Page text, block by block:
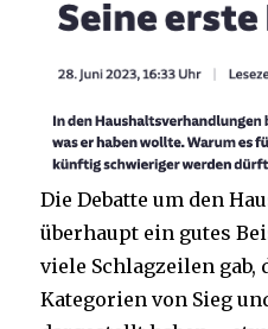
Die Debatte um den
überhaupt ein gutes
viele Schlagzeilen gab,
Kategorien von Sieg